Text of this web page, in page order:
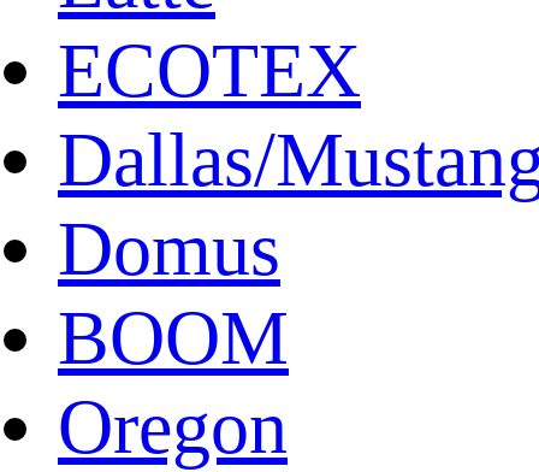
ECOTEX
Dallas/
Domus
BOOM
Oregon